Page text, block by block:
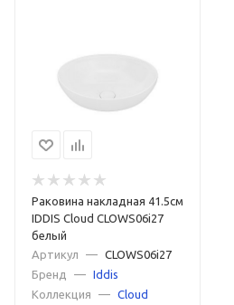
Раковина накладная 41.5см
IDDIS Cloud CLOWS06i27
белый
Артикул
— CLOWS06i27
Бренд
— Iddis
Коллекция
— Cloud